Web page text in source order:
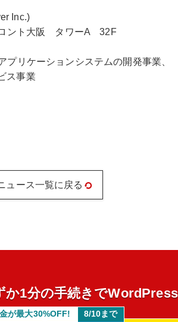
Inc.)
ト大阪 タワーA 32F
ケーションシステムの開発事業、
事業
ュース一覧に戻る
か1分の手続きで
が最大30%OFF! 8/10まで